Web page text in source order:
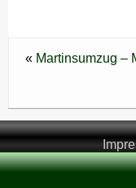
« Martinsumzug –